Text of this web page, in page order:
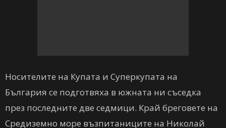
Носителите на Купата и Суперкупата на
България се подготвяха в южната ни съседка
през последните две седмици. Край бреговете на
Средиземно море възпитаниците на Николай